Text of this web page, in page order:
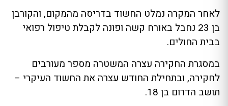
לאחר המקרה נמלט החשוד בדריסה מהמקום, והקורבן
בן 23 נחבל באורח קשה ופונה לקבלת טיפול רפואי
בבית החולים.
במסגרת החקירה עצרה המשטרה מספר מעורבים
לחקירה, ובתחילת החודש עצרה את החשוד העיקרי –
תושב הדרום בן 18.